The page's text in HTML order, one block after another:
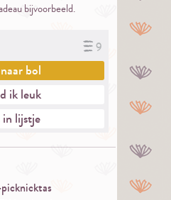
bijvoorbeeld.
9
bol
ik leuk
lijstje